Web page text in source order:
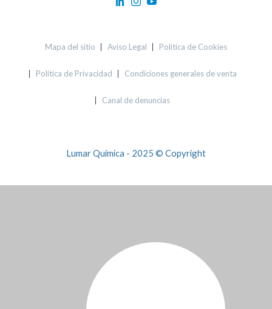
Mapa del sitio Aviso Legal Política de Cookies
Política de Privacidad Condiciones generales de venta
Canal de denuncias
Lumar Quimica - 2025 © Copyright